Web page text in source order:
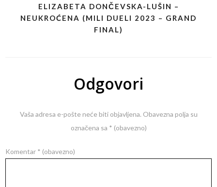
ELIZABETA DONČEVSKA-LUŠIN –
NEUKROĆENA (MILI DUELI 2023 – GRAND
FINAL)
Odgovori
Vaša adresa e-pošte neće biti objavljena. Obavezna polja su
označena sa * (obavezno)
Komentar * (obavezno)